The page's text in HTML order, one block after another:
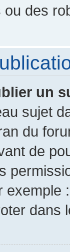
ou des
un
sujet
du
de
exemple
dans